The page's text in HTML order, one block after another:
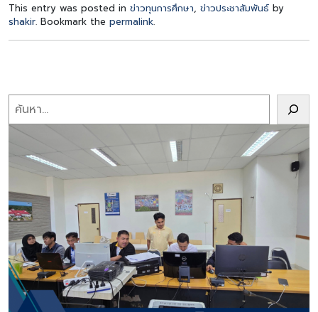
This entry was posted in ข่าวทุนการศึกษา, ข่าวประชาสัมพันธ์ by
shakir. Bookmark the permalink.
Search